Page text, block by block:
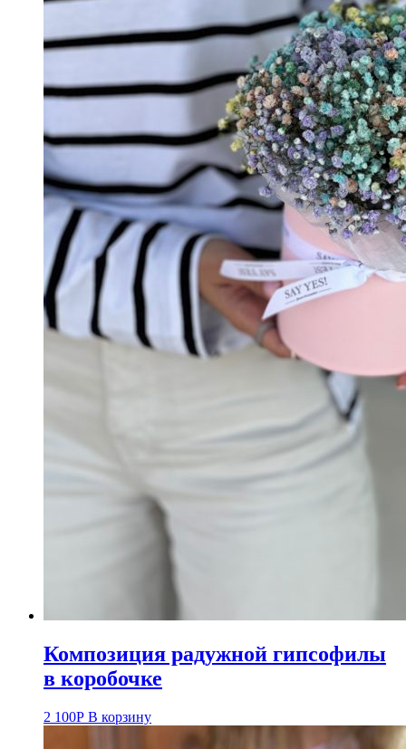
Композиция радужной гипсофилы
в коробочке
2 100Р В корзину